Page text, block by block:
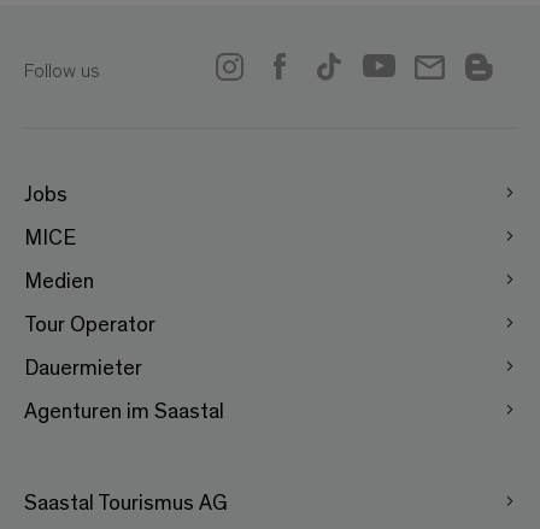
Follow us
Jobs
MICE
Medien
Tour Operator
Dauermieter
Agenturen im Saastal
Saastal Tourismus AG